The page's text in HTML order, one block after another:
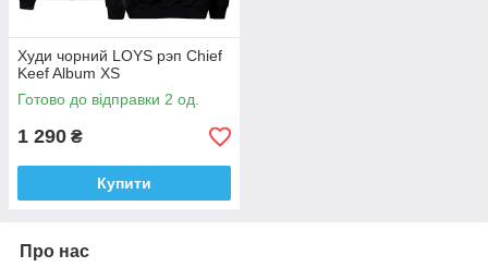
Худи чорний LOYS рэп Chief
Keef Album XS
Готово до відправки 2 од.
1 290 ₴
Купити
Про нас